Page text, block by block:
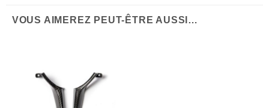
VOUS AIMEREZ PEUT-ÊTRE AUSSI…